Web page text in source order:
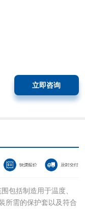
立即咨询
包括制造用于温度、
所需的保护套以及符合